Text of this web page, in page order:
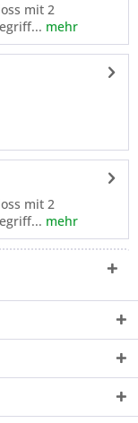
mit 2
mehr
mit 2
mehr